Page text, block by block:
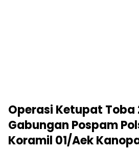
Operasi Ketupat Toba
Gabungan Pospam
Koramil 01/Aek